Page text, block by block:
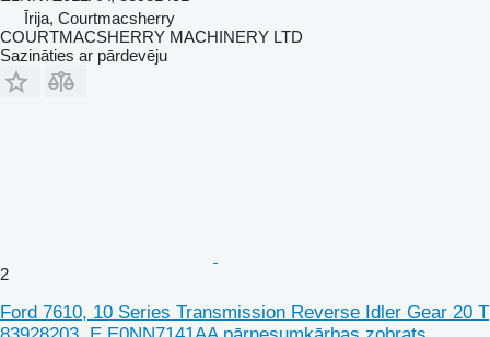
Īrija, Courtmacsherry
COURTMACSHERRY MACHINERY LTD
Sazināties ar pārdevēju
2
Ford 7610, 10 Series Transmission Reverse Idler Gear 20 T